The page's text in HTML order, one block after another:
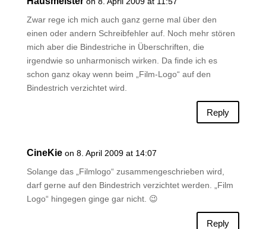
Zwar rege ich mich auch ganz gerne mal über den
einen oder andern Schreibfehler auf. Noch mehr stören
mich aber die Bindestriche in Überschriften, die
irgendwie so unharmonisch wirken. Da finde ich es
schon ganz okay wenn beim „Film-Logo“ auf den
Bindestrich verzichtet wird.
Reply
CineKie on 8. April 2009 at 14:07
Solange das „Filmlogo“ zusammengeschrieben wird,
darf gerne auf den Bindestrich verzichtet werden. „Film
Logo“ hingegen ginge gar nicht. 😉
Reply